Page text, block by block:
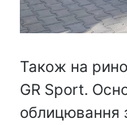
Також на
GR Sport.
облицювання